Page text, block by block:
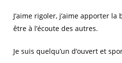
J’aime rigoler, j’aime apporter
être à l’écoute des autres.
Je suis quelqu’un d’ouvert et